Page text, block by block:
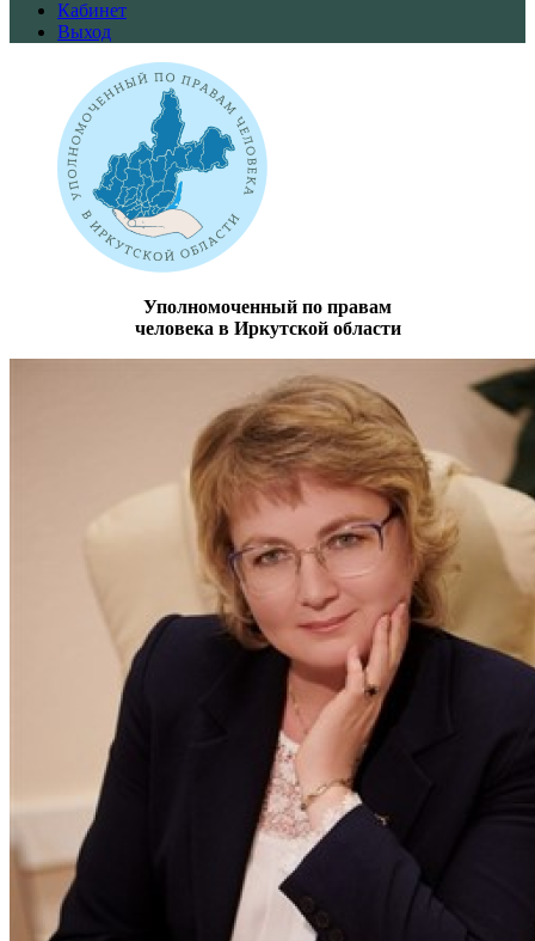
Кабинет
Выход
Уполномоченный по правам
человека в Иркутской области